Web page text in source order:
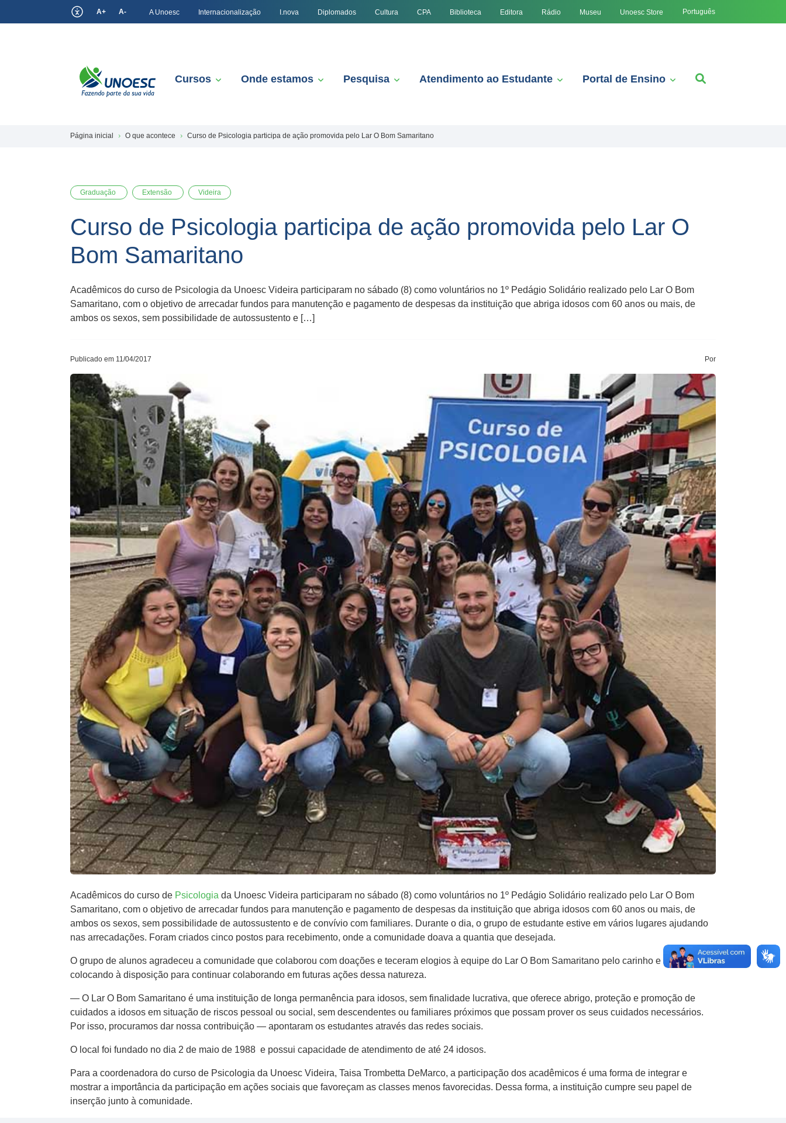
A+ A- A Unoesc Internacionalização I.nova Diplomados Cultura CPA Biblioteca Editora Rádio Museu Unoesc Store Português
Cursos Onde estamos Pesquisa Atendimento ao Estudante Portal de Ensino
Página inicial O que acontece Curso de Psicologia participa de ação promovida pelo Lar ​O​ Bom Samaritano
Graduação Extensão Videira
Curso de Psicologia participa de ação promovida pelo Lar ​O​
Bom Samaritano
Acadêmicos do ​c​urso de Psicologia da Unoesc Videira participaram no sábado​ (8)​ como voluntários no 1º Pedágio Solidário realizado pelo Lar ​O​ ​B​om
Samaritano, com o objetivo de arrecadar fundos para manutenção e pagamento de despesas da instituição que abriga idosos com 60 anos ou mais, de
ambos os sexos, sem possibilidade de auto​ssustento e […]
Publicado em 11/04/2017 Por
Acadêmicos do ​c​urso de Psicologia da Unoesc Videira participaram no sábado​ (8)​ como voluntários no 1º Pedágio Solidário realizado pelo Lar ​O​ ​B​om
Samaritano, com o objetivo de arrecadar fundos para manutenção e pagamento de despesas da instituição que abriga idosos com 60 anos ou mais, de
ambos os sexos, sem possibilidade de auto​ssustento e de convívio com familiares. Durante o dia, o grupo de estudante estive​ ​em vários lugares ajudando
nas arrecadações. Foram criados cinco postos para recebimento, onde a comunidade doava a quantia que desejada.
O grupo de alunos agradeceu a comunidade que colaborou com doações e teceram elogios à equipe do Lar ​O​ Bom Samaritano pelo carinho e parceria, se
colocando ​à​ disposição para continuar colaborando em futuras ações dessa natureza.
— O Lar O Bom Samaritano é uma instituição de longa permanência para idosos, sem finalidade lucrativa, que oferece abrigo, proteção e promoção de
cuidados ​a​ idosos em situação de riscos pessoal ou social, sem descendentes ou familiares próximos que possam prover os seus cuidados necessários.
Por isso​,​ procuramos dar nossa contribuição — apontaram os estudantes através das redes sociais.
O local foi fundado no dia 2 de maio de 1988 ​ e​ possui capacidade de atendimento de até 24 idosos.
Para a coordenadora do curso de Psicologia da Unoesc Videira​,​ Taisa Trombetta DeMarco, ​a​ participação dos acadêmicos é uma forma de integrar e
mostrar a importância da participação em ações sociais que favoreçam as classes menos favorecidas​. Dessa forma, a instituição cumpre seu papel de
inserção junto à comunidade.